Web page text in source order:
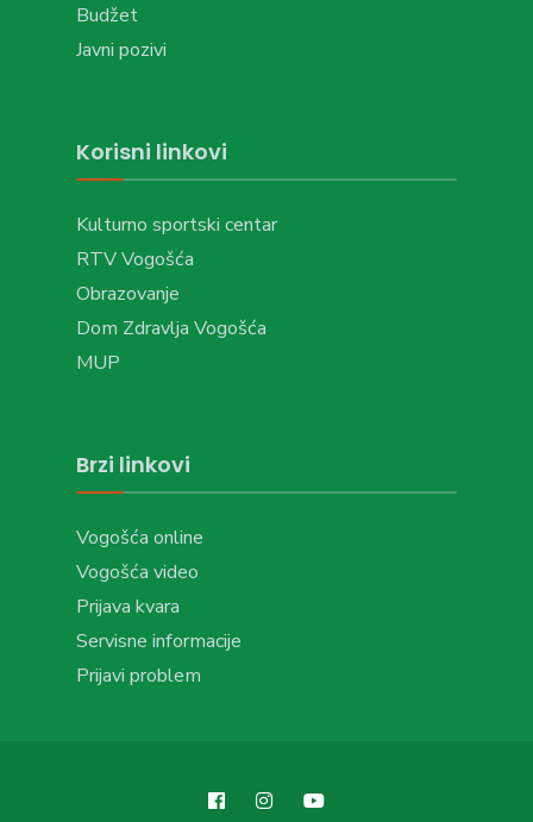
Budžet
Javni pozivi
Korisni linkovi
Kulturno sportski centar
RTV Vogošća
Obrazovanje
Dom Zdravlja Vogošća
MUP
Brzi linkovi
Vogošća online
Vogošća video
Prijava kvara
Servisne informacije
Prijavi problem